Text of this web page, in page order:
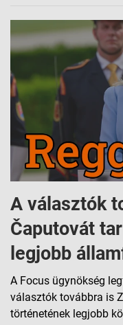
A választók
Čaputovát
legjobb
A Focus ügynökség
választók továbbra is
történetének legjobb